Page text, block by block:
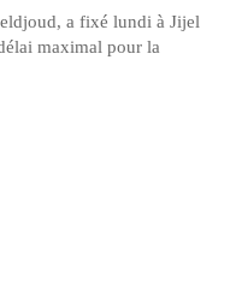
a fixé lundi à Jijel
maximal pour la